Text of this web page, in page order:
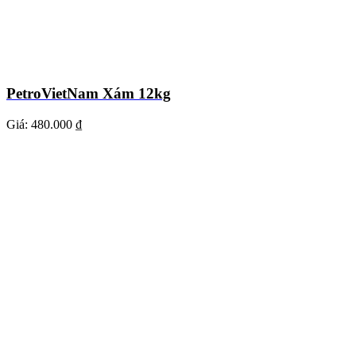
PetroVietNam Xám 12kg
Giá: 480.000 ₫